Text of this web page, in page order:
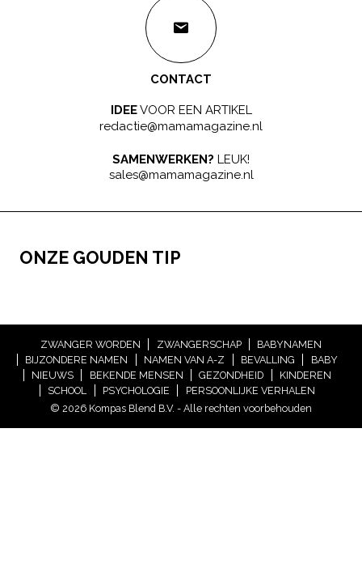
CONTACT
IDEEVOOR EEN ARTIKEL
redactie@mamamagazine.nl
SAMENWERKEN? LEUK!
sales@mamamagazine.nl
ONZE GOUDEN TIP
ZWANGER WORDEN ZWANGERSCHAP
BABYNAMEN
BIJZONDERE NAMEN
NAMEN VAN A-Z BEVALLING
BABY
NIEUWS
BEKENDE MENSEN GEZONDHEID
KINDEREN
SCHOOL
PSYCHOLOGIE
PERSOONLIJKE VERHALEN
© 2026 Kompas Blend B.V. - Alle rechten voorbehouden